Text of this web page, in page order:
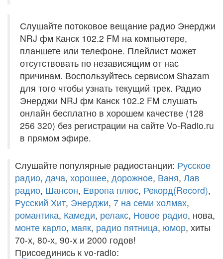
Слушайте потоковое вещание радио Энерджи
NRJ фм Канск 102.2 FM на компьютере,
планшете или телефоне. Плейлист может
отсутствовать по независящим от нас
причинам. Воспользуйтесь сервисом Shazam
для того чтобы узнать текущий трек. Радио
Энерджи NRJ фм Канск 102.2 FM слушать
онлайн бесплатно в хорошем качестве (128
256 320) без регистрации на сайте Vo-Radio.ru
в прямом эфире.
Слушайте популярные радиостанции: Русское
радио, дача, хорошее, дорожное, Ваня, Лав
радио, Шансон, Европа плюс, Рекорд(Record),
Русский Хит, Энерджи, 7 на семи холмах,
романтика, Камеди, релакс, Новое радио, нова,
монте карло, маяк, радио пятница, юмор, хиты
70-х, 80-х, 90-х и 2000 годов!
Присоединись к vo-radio: